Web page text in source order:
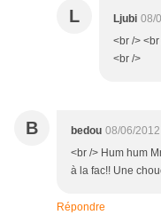
L Ljubi 08/
<br />
<br />
B bedou 08/06/
<br /> Hum hum
à la fac!! Une
Répondre